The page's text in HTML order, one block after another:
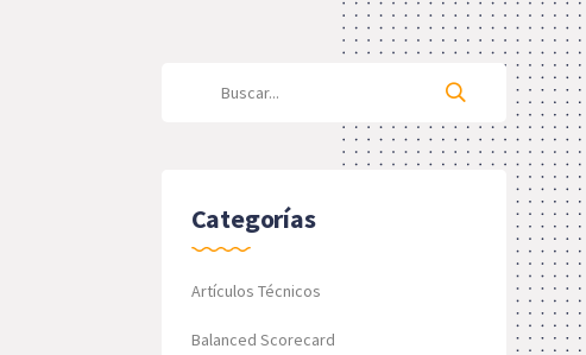
Categorías
Artículos Técnicos
Balanced Scorecard